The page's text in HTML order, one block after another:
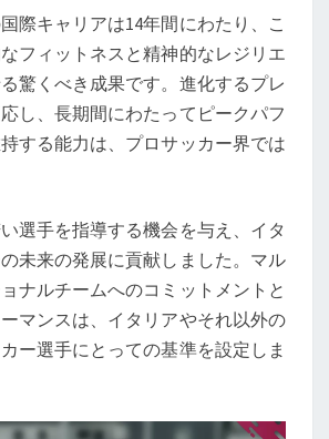
際キャリアは14年間にわたり、こ
フィットネスと精神的なレジリエ
驚くべき成果です。進化するプレ
し、長期間にわたってピークパフ
する能力は、プロサッカー界では
選手を指導する機会を与え、イタ
未来の発展に貢献しました。マル
ナルチームへのコミットメントと
マンスは、イタリアやそれ以外の
ー選手にとっての基準を設定しま